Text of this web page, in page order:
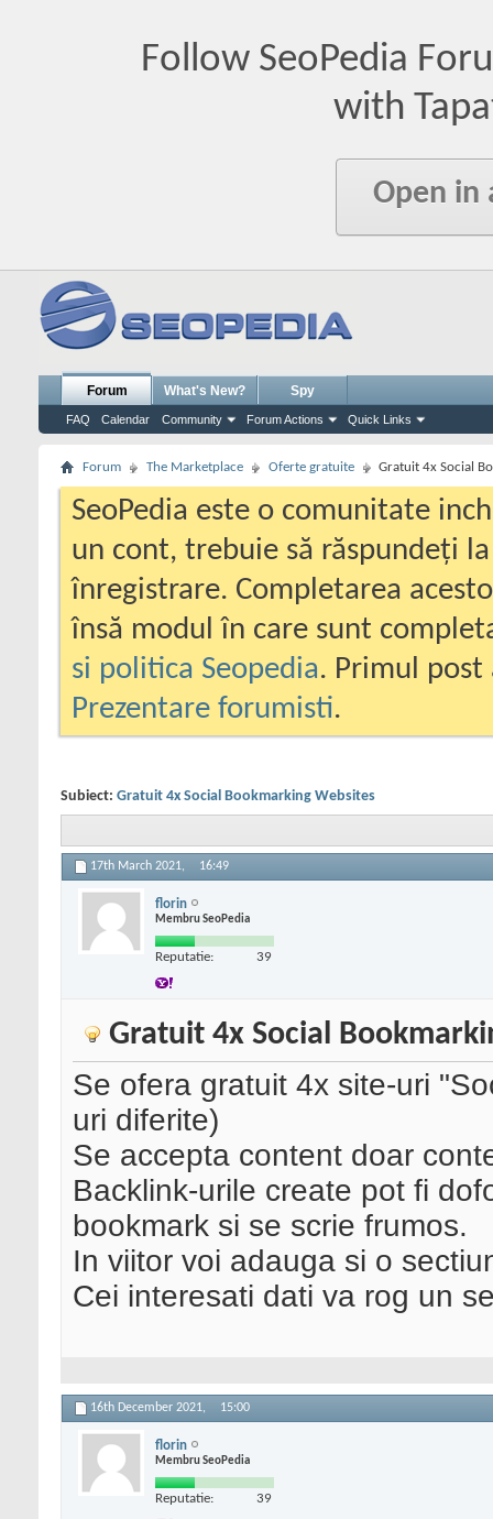
Follow SeoPedia
with
Open in
Forum
FAQ Calendar Community Forum Actions Quick Links
What's New? Spy
Forum The Marketplace Oferte gratuite Gratuit 4x Social
SeoPedia este o comunitate
un cont, trebuie să răspundeți
înregistrare. Completarea
însă modul în care sunt
si politica Seopedia. Primul
Prezentare forumisti.
Subiect: Gratuit 4x Social Bookmarking Websites
17th March 2021, 16:49
florin
Membru SeoPedia
Reputatie: 39
Gratuit 4x Social
Se ofera gratuit 4x site-uri
uri diferite)
Se accepta content doar
Backlink-urile create pot fi
bookmark si se scrie frumos.
In viitor voi adauga si o
Cei interesati dati va rog un
16th December 2021, 15:00
florin
Membru SeoPedia
Reputatie: 39